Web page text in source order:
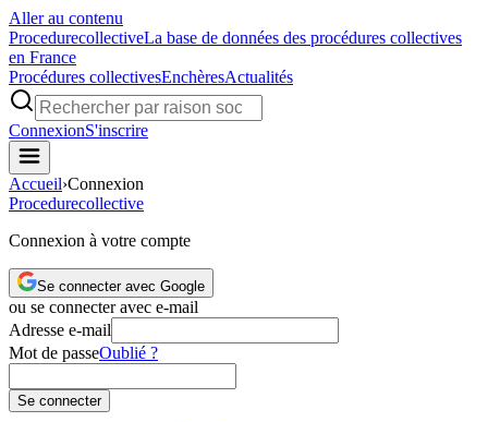
Aller au contenu
ProcedurecollectiveLa base de données des procédures collectives
en France
Procédures collectivesEnchèresActualités
ConnexionS'inscrire
Accueil›Connexion
Procedurecollective
Connexion à votre compte
Se connecter avec Google
ou se connecter avec e-mail
Adresse e-mail
Mot de passeOublié ?
Se connecter